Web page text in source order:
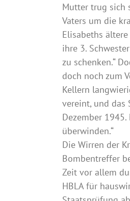
Mutter trug sich
Vaters um die
Elisabeths
ihre 3.
zu schenken.“
doch noch zum
Kellern
vereint, und das
Dezember
überwinden.“
Die Wirren der
Bombentreffer
Zeit vor allem
HBLA für